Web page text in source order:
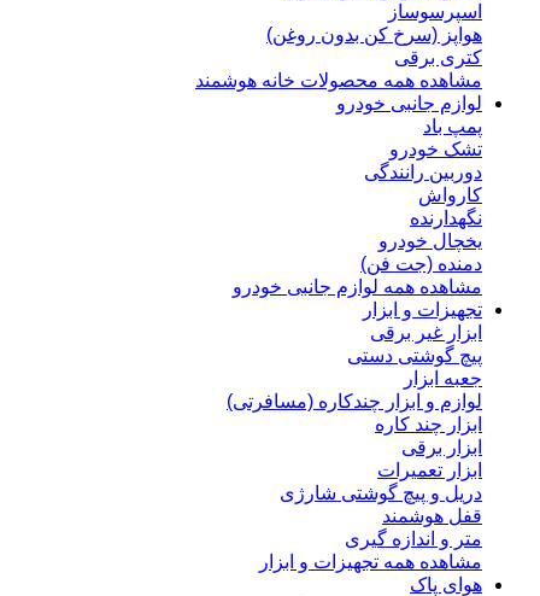
اسپرسوساز
هواپز (سرخ کن بدون روغن)
کتری برقی
مشاهده همه محصولات خانه هوشمند
لوازم جانبی خودرو
پمپ باد
تشک خودرو
دوربین رانندگی
کارواش
نگهدارنده
یخچال خودرو
دمنده (جت فن)
مشاهده همه لوازم جانبی خودرو
تجهیزات و ابزار
ابزار غیر برقی
پیچ گوشتی دستی
جعبه ابزار
لوازم و ابزار چندکاره (مسافرتی)
ابزار چند کاره
ابزار برقی
ابزار تعمیرات
دریل و پیچ گوشتی شارژی
قفل هوشمند
متر و اندازه گیری
مشاهده همه تجهیزات و ابزار
هوای پاک